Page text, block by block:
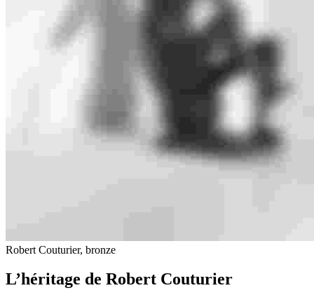
Robert Couturier, bronze
L’héritage de Robert Couturier